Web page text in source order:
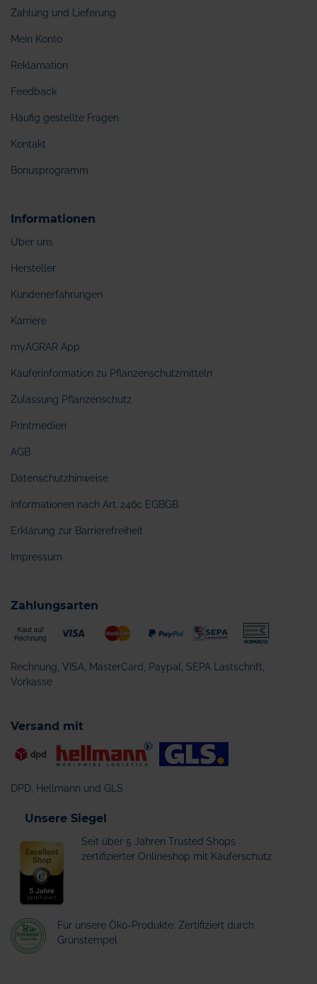
Zahlung und Lieferung
Mein Konto
Reklamation
Feedback
Häufig gestellte Fragen
Kontakt
Bonusprogramm
Informationen
Über uns
Hersteller
Kundenerfahrungen
Karriere
myAGRAR App
Käuferinformation zu Pflanzenschutzmitteln
Zulassung Pflanzenschutz
Printmedien
AGB
Datenschutzhinweise
Informationen nach Art. 246c EGBGB
Erklärung zur Barrierefreiheit
Impressum
Zahlungsarten
Rechnung, VISA, MasterCard, Paypal, SEPA Lastschrift,
Vorkasse
Versand mit
DPD, Hellmann und GLS
Unsere Siegel
Seit über 5 Jahren Trusted Shops
zertifizierter Onlineshop mit Käuferschutz
Für unsere Öko-Produkte: Zertifiziert durch
Grünstempel